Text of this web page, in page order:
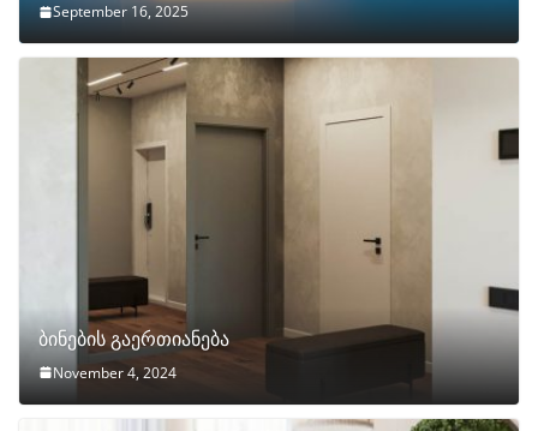
September 16, 2025
ბინების გაერთიანება
November 4, 2024